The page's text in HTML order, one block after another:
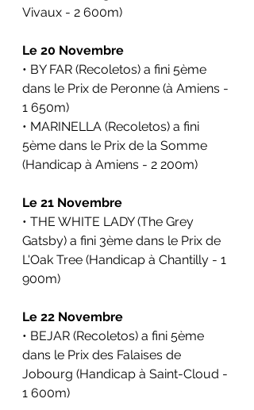
Vivaux - 2 600m)
Le 20 Novembre
• BY FAR (Recoletos) a fini 5ème
dans le Prix de Peronne (à Amiens -
1 650m)
• MARINELLA (Recoletos) a fini
5ème dans le Prix de la Somme
(Handicap à Amiens - 2 200m)
Le 21 Novembre
• THE WHITE LADY (The Grey
Gatsby) a fini 3ème dans le Prix de
L'Oak Tree (Handicap à Chantilly - 1
900m)
Le 22 Novembre
• BEJAR (Recoletos) a fini 5ème
dans le Prix des Falaises de
Jobourg (Handicap à Saint-Cloud -
1 600m)